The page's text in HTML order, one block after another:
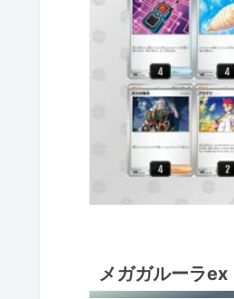
ロケット団
メガフシギ
メガゲッコ
メガゲッコ
メガガルーラex